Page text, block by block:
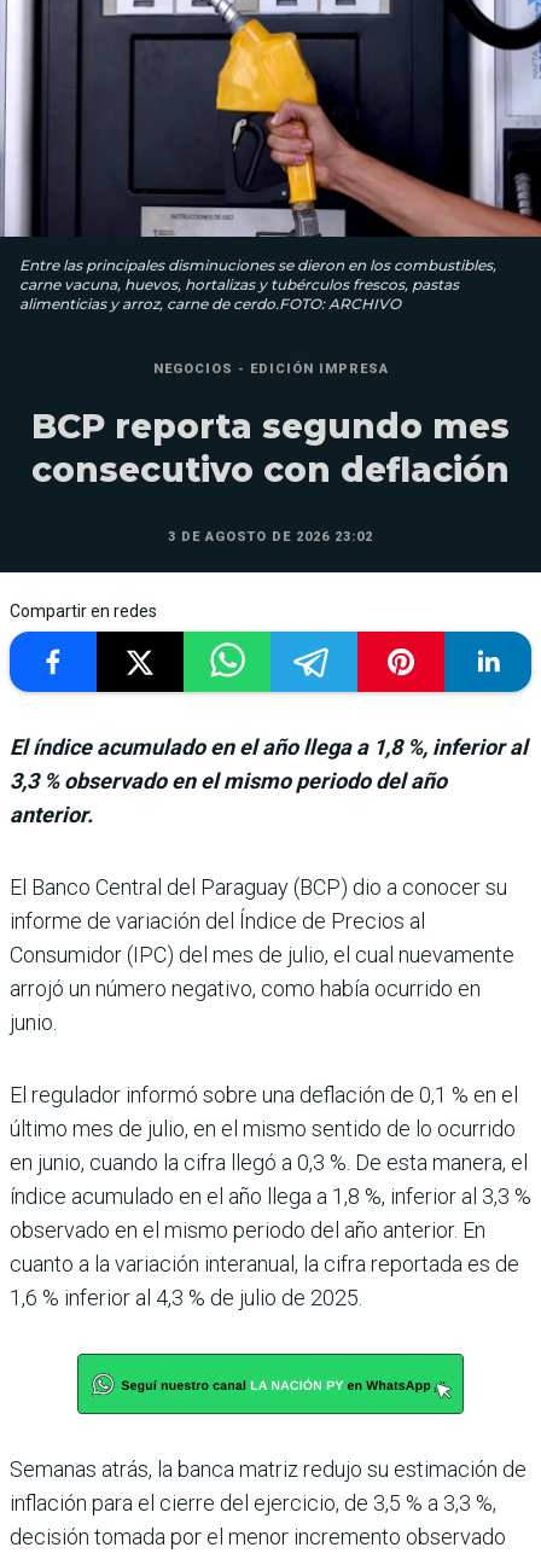
Entre las principales disminuciones se dieron en los combustibles,
carne vacuna, huevos, hortalizas y tubérculos frescos, pastas
alimenticias y arroz, carne de cerdo.FOTO: ARCHIVO
NEGOCIOS - EDICIÓN IMPRESA
BCP reporta segundo mes
consecutivo con deflación
3 DE AGOSTO DE 2026 23:02
Compartir en redes
El índice acumulado en el año llega a 1,8 %, inferior al
3,3 % observado en el mismo periodo del año
anterior.
El Banco Central del Paraguay (BCP) dio a conocer su
informe de variación del Índice de Pre­cios al
Consumidor (IPC) del mes de julio, el cual nue­vamente
arrojó un número negativo, como había ocu­rrido en
junio.
El regulador informó sobre una deflación de 0,1 % en el
último mes de julio, en el mismo sentido de lo ocurrido
en junio, cuando la cifra llegó a 0,3 %. De esta manera, el
índice acumulado en el año llega a 1,8 %, inferior al 3,3 %
observado en el mismo periodo del año anterior. En
cuanto a la variación inte­ranual, la cifra reportada es de
1,6 % inferior al 4,3 % de julio de 2025.
Semanas atrás, la banca matriz redujo su estimación de
inflación para el cierre del ejercicio, de 3,5 % a 3,3 %,
decisión tomada por el menor incremento observado